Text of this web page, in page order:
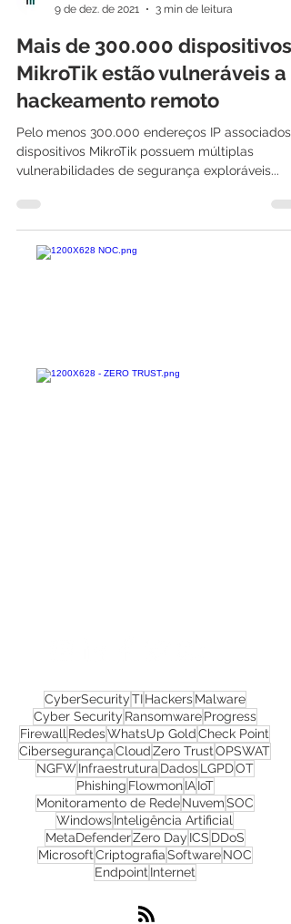
International IT
9 de dez. de 2021
3 min de leitura
Mais de 300.000 dispositivos
MikroTik estão vulneráveis a
hackeamento remoto
Pelo menos 300.000 endereços IP associados
CyberSecurityTIHackersMalware
Cyber SecurityRansomwareProgress
FirewallRedesWhatsUp GoldCheck Point
CibersegurançaCloudZero TrustOPSWAT
NGFWInfraestruturaDadosLGPDOT
PhishingFlowmonIAIoT
Monitoramento de RedeNuvemSOC
WindowsInteligência Artificial
MetaDefenderZero DayICS
EndpointInternet